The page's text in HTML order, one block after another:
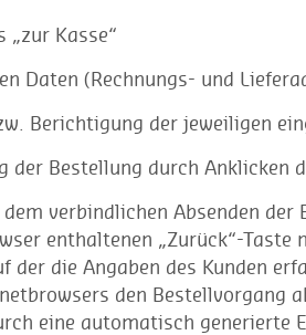
Kasse“
Daten (Rechnungs- und
Berichtigung der jeweiligen
der Bestellung durch Anklicken
verbindlichen Absenden
enthaltenen „Zurück“-Taste
der die Angaben des Kunden
den Bestellvorgang
eine automatisch generierte